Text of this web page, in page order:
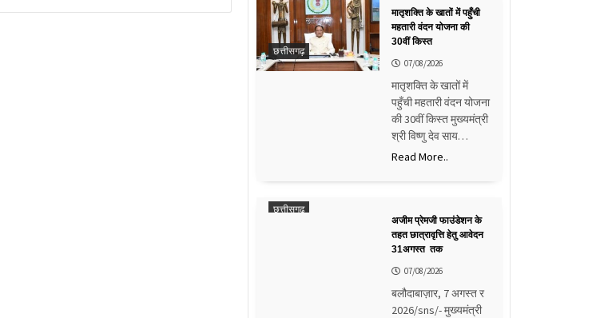
छत्तीसगढ़
मातृशक्ति के खातों में पहुँची
महतारी वंदन योजना की
30वीं किस्त
07/08/2026
मातृशक्ति के खातों में
पहुँची महतारी वंदन योजना
की 30वीं किस्त मुख्यमंत्री
श्री विष्णु देव साय…
Read More..
छत्तीसगढ़
अजीम प्रेमजी फाउंडेशन के
तहत छात्रावृत्ति हेतु आवेदन
31अगस्त तक
07/08/2026
बलौदाबाज़ार, 7 अगस्त र
2026/sns/- मुख्यमंत्री